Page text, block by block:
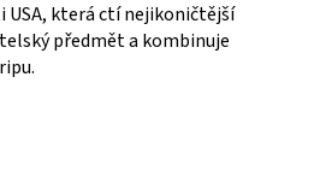
USA, která ctí nejikoničtější
předmět a kombinuje